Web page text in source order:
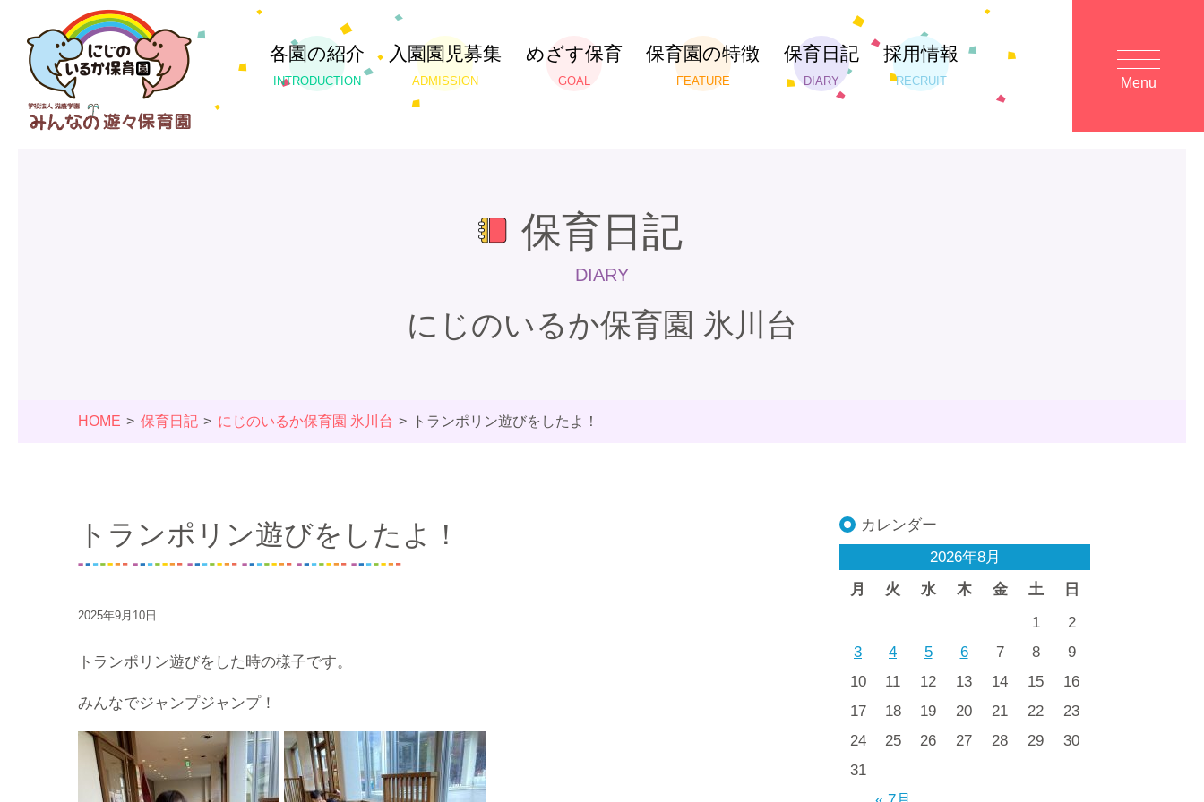
各園の紹介
INTRODUCTION
入園園児募集
ADMISSION
めざす保育
GOAL
保育園の特徴
FEATURE
保育日記
DIARY
採用情報
RECRUIT Menu
保育日記
DIARY
にじのいるか保育園 氷川台
HOME 保育日記 にじのいるか保育園 氷川台 トランポリン遊びをしたよ！
トランポリン遊びをしたよ！
2025年9月10日
トランポリン遊びをした時の様子です。
みんなでジャンプジャンプ！
カレンダー
2026年8月
月
火 水 木 金 土 日
1
2
3
4 5 6 7 8
9
10
11 12 13 14 15
16
17
18 19 20 21 22
23
24
25 26 27 28 29
30
31